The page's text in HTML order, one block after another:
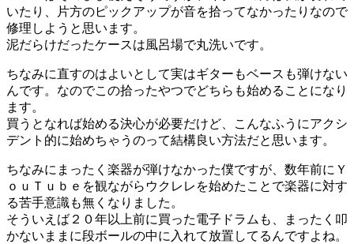
いたり、片方のピックアップが音を拾ってなかったりなので
修理しようと思います。
泥だらけだったケースは風呂場で丸洗いです。
ちなみに直すのはよいとして実はギターもベースも弾けない
んです。なのでこの拾ったやつでどちらも始めることになり
ます。
買うとなれば始める決心が必要だけど、こんなふうにアクシ
デント的に始めちゃうのって結構良い方法だと思います。
ちなみにまったく楽器が弾けなかった僕ですが、数年前にＹ
ｏｕＴｕｂｅを観ながらウクレレを始めたことで楽器に対す
る苦手意識も無くなりました。
そういえば２０年以上前に買った電子ドラムも、まったく叩
かないままに段ボールの中に入れて放置してるんですよね。